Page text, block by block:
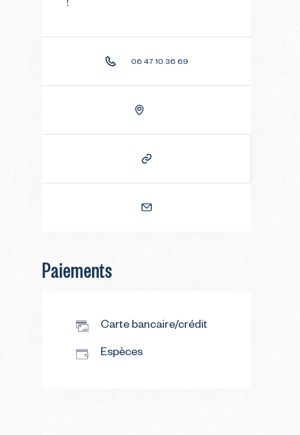
!
06 47 10 36 69
Paiements
Carte bancaire/crédit
Espèces